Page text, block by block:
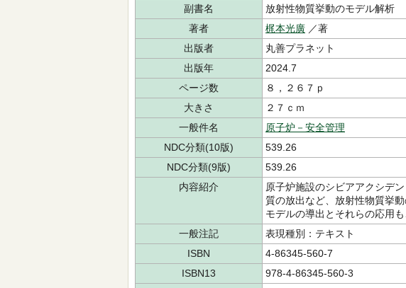
副書名
放射性物質挙動のモデル解析
著者
梶本光廣 ／著
出版者
丸善プラネット
出版年
2024.7
ページ数
８，２６７ｐ
大きさ
２７ｃｍ
一般件名
原子炉－安全管理
NDC分類(10版)
539.26
NDC分類(9版)
539.26
内容紹介
原子炉施設のシビアアクシデ
質の放出など、放射性物質挙
モデルの導出とそれらの応用
一般注記
表現種別：テキスト
ISBN
4-86345-560-7
ISBN13
978-4-86345-560-3